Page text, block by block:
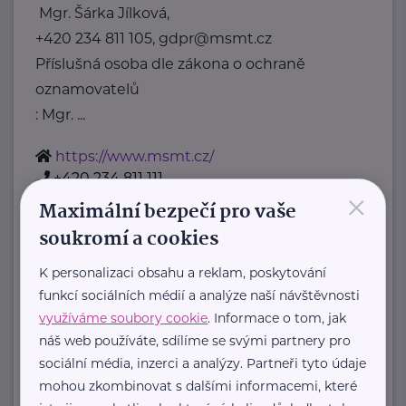
Mgr. Šárka Jílková,
+420 234 811 105, gdpr@msmt.cz
Příslušná osoba dle zákona o ochraně
oznamovatelů
: Mgr. ...
https://www.msmt.cz/
+420 234 811 111
posta@msmt.cz
Žižkova 403
Nadační fond Spolu s odvahou
je nezisková organizace, jejímž
posláním je podporovat duševní
zdraví dětí ...
×
Maximální bezpečí pro vaše
soukromí a cookies
K personalizaci obsahu a reklam, poskytování
funkcí sociálních médií a analýze naší návštěvnosti
využíváme soubory cookie. Informace o tom, jak
náš web používáte, sdílíme se svými partnery pro
sociální média, inzerci a analýzy. Partneři tyto údaje
mohou zkombinovat s dalšími informacemi, které